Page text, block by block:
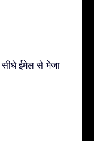
सीधे ईमेल से भेजा